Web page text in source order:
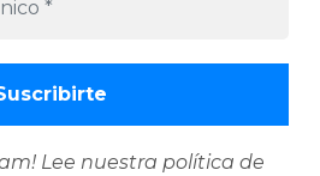
Lee nuestra política de